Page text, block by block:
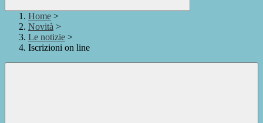
Home >
Novità >
Le notizie >
Iscrizioni on line